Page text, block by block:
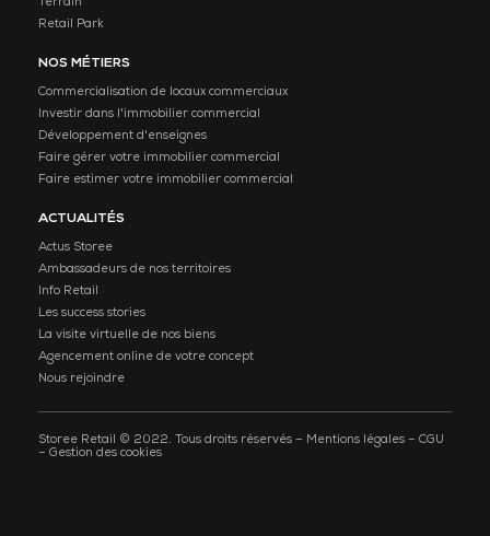
Terrain
Retail Park
NOS MÉTIERS
Commercialisation de locaux commerciaux
Investir dans l'immobilier commercial
Développement d'enseignes
Faire gérer votre immobilier commercial
Faire estimer votre immobilier commercial
ACTUALITÉS
Actus Storee
Ambassadeurs de nos territoires
Info Retail
Les success stories
La visite virtuelle de nos biens
Agencement online de votre concept
Nous rejoindre
Storee Retail © 2022. Tous droits réservés – Mentions légales – CGU
– Gestion des cookies